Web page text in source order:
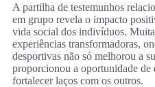
A partilha de testemunhos
em grupo revela o impacto
vida social dos indivíduos.
experiências transformadoras,
desportivas não só melhorou a
proporcionou a oportunidade de
fortalecer laços com os outros.